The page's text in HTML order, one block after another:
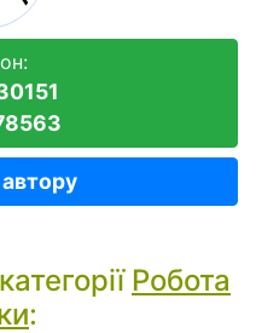
Робота
: